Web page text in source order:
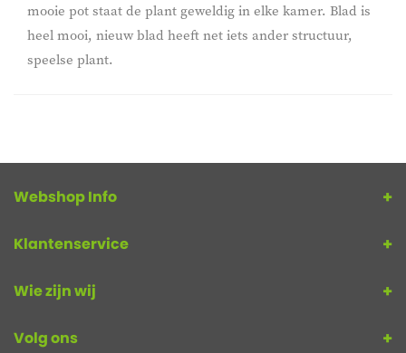
mooie pot staat de plant geweldig in elke kamer. Blad is
heel mooi, nieuw blad heeft net iets ander structuur,
speelse plant.
Webshop Info
Klantenservice
Wie zijn wij
Volg ons